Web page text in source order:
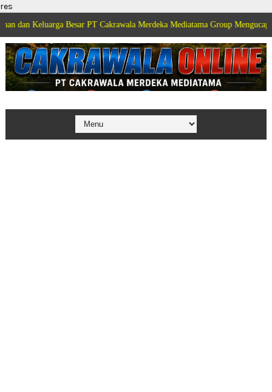
res
Besar PT Cakrawala Merdeka Mediatama Group Mengucapkan